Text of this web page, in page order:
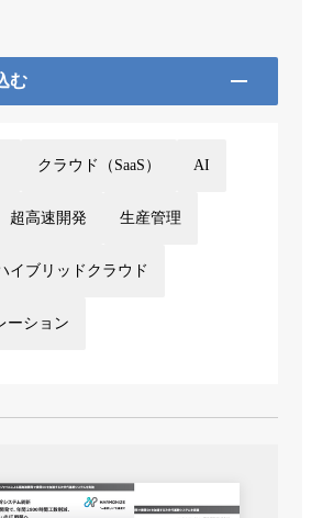
む
クラウド（SaaS） AI
超高速開発 生産管理
イブリッドクラウド
ーション